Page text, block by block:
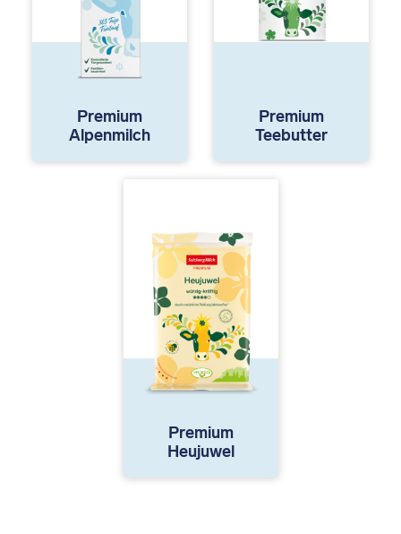
Premium
Alpenmilch
Premium
Teebutter
Premium
Heujuwel